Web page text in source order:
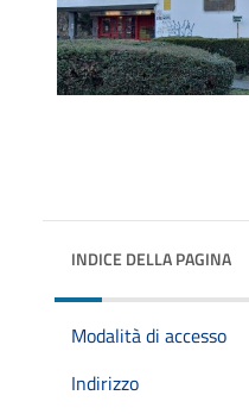
INDICE DELLA PAGINA
Modalità di accesso
Indirizzo